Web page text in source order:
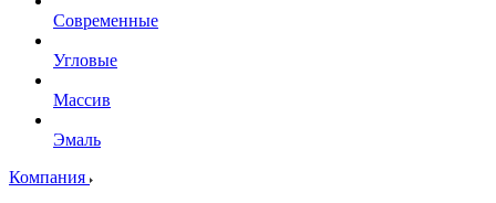
Современные
Угловые
Массив
Эмаль
Компания